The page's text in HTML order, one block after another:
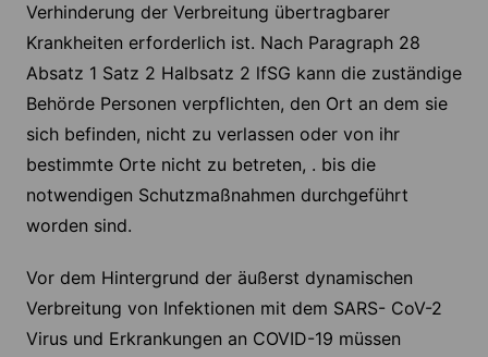
Verhinderung der Verbreitung übertragbarer
Krankheiten erforderlich ist. Nach Paragraph 28
Absatz 1 Satz 2 Halbsatz 2 lfSG kann die zuständige
Behörde Personen verpflichten, den Ort an dem sie
sich befinden, nicht zu verlassen oder von ihr
bestimmte Orte nicht zu betreten, . bis die
notwendigen Schutzmaßnahmen durchgeführt
worden sind.
Vor dem Hintergrund der äußerst dynamischen
Verbreitung von Infektionen mit dem SARS- CoV-2
Virus und Erkrankungen an COVID-19 müssen